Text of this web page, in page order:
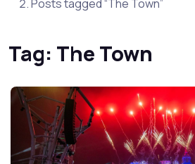
Posts tagged “The Town”
Tag: The Town